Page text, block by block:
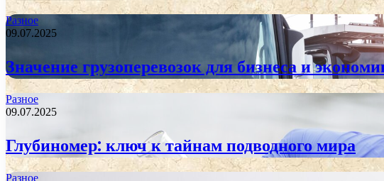
Разное
09.07.2025
Значение грузоперевозок для бизнеса и
Разное
09.07.2025
Глубиномер: ключ к тайнам подводного мира
Разное